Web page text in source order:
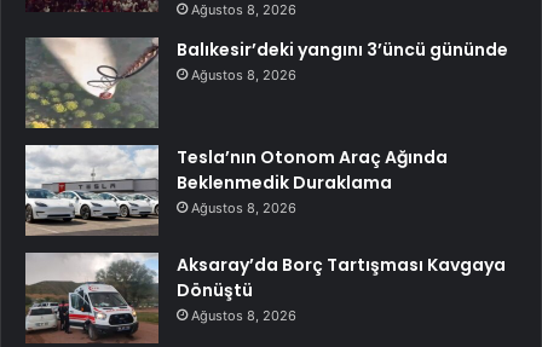
Ağustos 8, 2026
Balıkesir’deki yangını 3’üncü gününde
Ağustos 8, 2026
Tesla’nın Otonom Araç Ağında
Beklenmedik Duraklama
Ağustos 8, 2026
Aksaray’da Borç Tartışması Kavgaya
Dönüştü
Ağustos 8, 2026